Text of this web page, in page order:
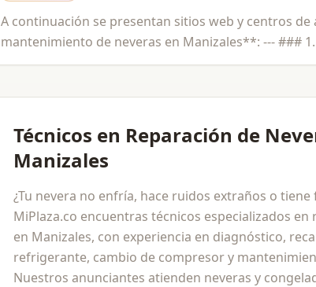
A continuación se presentan sitios web y centros
mantenimiento de neveras en Manizales**: --- ### 1.
Técnicos en Reparación de
Manizales
¿Tu nevera no enfría, hace ruidos extraños o tiene
MiPlaza.co encuentras técnicos especializados en
en Manizales, con experiencia en diagnóstico,
refrigerante, cambio de compresor y
Nuestros anunciantes atienden neveras y